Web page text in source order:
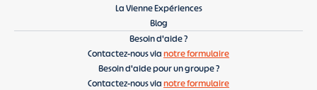
La Vienne Expériences
Blog
Besoin d'aide ?
Contactez-nous vianotre formulaire
Besoin d'aide pour un groupe ?
Contactez-nous vianotre formulaire